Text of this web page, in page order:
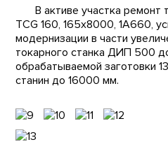
В активе участка ремонт
TCG 160, 165х8000, 1А660,
модернизации в части
токарного станка ДИП 500
обрабатываемой заготовки
станин до 16000 мм.